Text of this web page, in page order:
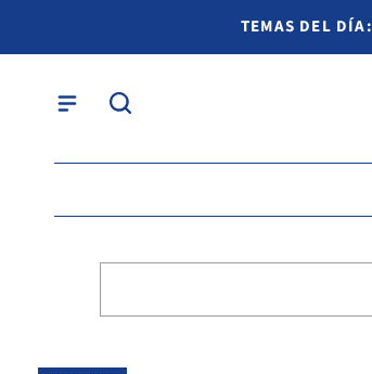
TEMAS DEL DÍA: